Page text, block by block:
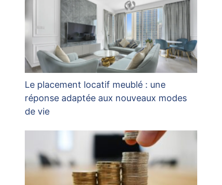
Le placement locatif meublé : une
réponse adaptée aux nouveaux modes
de vie